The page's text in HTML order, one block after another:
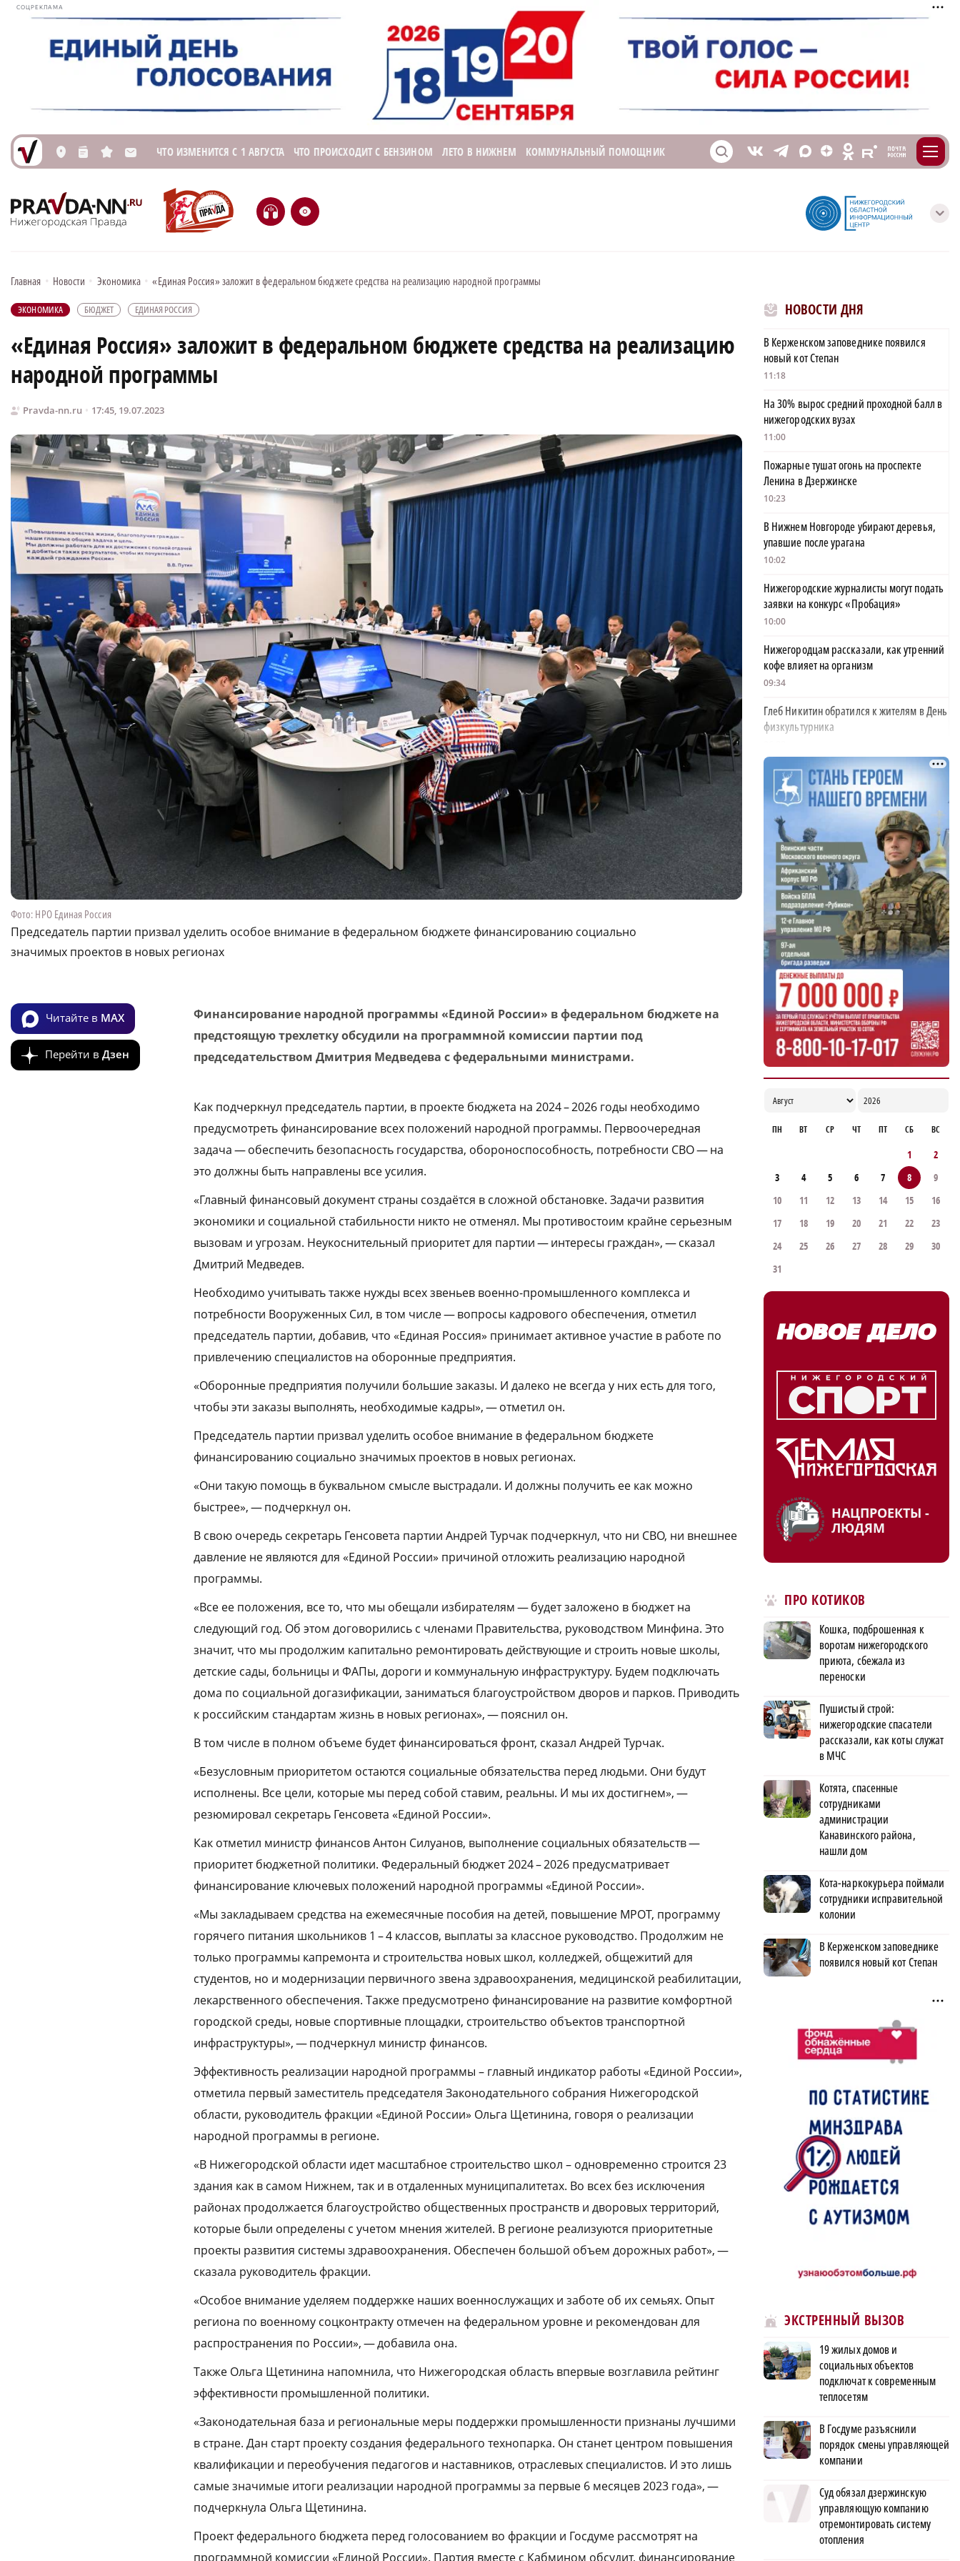
СОЦРЕКЛАМА
L n s M ЧТО ИЗМЕНИТСЯ С 1 АВГУСТА ЧТО ПРОИСХОДИТ С БЕНЗИНОМ ЛЕТО В НИЖНЕМ КОММУНАЛЬНЫЙ ПОМОЩНИК S V T X Z O E m
H e с
Главная • Новости • Экономика • «Единая Россия» заложит в федеральном бюджете средства на реализацию народной программы
ЭКОНОМИКА БЮДЖЕТ ЕДИНАЯ РОССИЯ
«Единая Россия» заложит в федеральном бюджете средства на реализацию
народной программы
Pravda-nn.ru 17:45, 19.07.2023
Фото: НРО Единая Россия
Председатель партии призвал уделить особое внимание в федеральном бюджете финансированию социально
значимых проектов в новых регионах
Читайте в MAX
Перейти в Дзен
Финансирование народной программы «Единой России» в федеральном бюджете на
предстоящую трехлетку обсудили на программной комиссии партии под
председательством Дмитрия Медведева с федеральными министрами.
Как подчеркнул председатель партии, в проекте бюджета на 2024 – 2026 годы необходимо
предусмотреть финансирование всех положений народной программы. Первоочередная
задача — обеспечить безопасность государства, обороноспособность, потребности СВО — на
это должны быть направлены все усилия.
«Главный финансовый документ страны создаётся в сложной обстановке. Задачи развития
экономики и социальной стабильности никто не отменял. Мы противостоим крайне серьезным
вызовам и угрозам. Неукоснительный приоритет для партии — интересы граждан», — сказал
Дмитрий Медведев.
Необходимо учитывать также нужды всех звеньев военно-промышленного комплекса и
потребности Вооруженных Сил, в том числе — вопросы кадрового обеспечения, отметил
председатель партии, добавив, что «Единая Россия» принимает активное участие в работе по
привлечению специалистов на оборонные предприятия.
«Оборонные предприятия получили большие заказы. И далеко не всегда у них есть для того,
чтобы эти заказы выполнять, необходимые кадры», — отметил он.
Председатель партии призвал уделить особое внимание в федеральном бюджете
финансированию социально значимых проектов в новых регионах.
«Они такую помощь в буквальном смысле выстрадали. И должны получить ее как можно
быстрее», — подчеркнул он.
В свою очередь секретарь Генсовета партии Андрей Турчак подчеркнул, что ни СВО, ни внешнее
давление не являются для «Единой России» причиной отложить реализацию народной
программы.
«Все ее положения, все то, что мы обещали избирателям — будет заложено в бюджет на
следующий год. Об этом договорились с членами Правительства, руководством Минфина. Это
значит, что мы продолжим капитально ремонтировать действующие и строить новые школы,
детские сады, больницы и ФАПы, дороги и коммунальную инфраструктуру. Будем подключать
дома по социальной догазификации, заниматься благоустройством дворов и парков. Приводить
к российским стандартам жизнь в новых регионах», — пояснил он.
В том числе в полном объеме будет финансироваться фронт, сказал Андрей Турчак.
«Безусловным приоритетом остаются социальные обязательства перед людьми. Они будут
исполнены. Все цели, которые мы перед собой ставим, реальны. И мы их достигнем», —
резюмировал секретарь Генсовета «Единой России».
Как отметил министр финансов Антон Силуанов, выполнение социальных обязательств —
приоритет бюджетной политики. Федеральный бюджет 2024 – 2026 предусматривает
финансирование ключевых положений народной программы «Единой России».
«Мы закладываем средства на ежемесячные пособия на детей, повышение МРОТ, программу
горячего питания школьников 1 – 4 классов, выплаты за классное руководство. Продолжим не
только программы капремонта и строительства новых школ, колледжей, общежитий для
студентов, но и модернизации первичного звена здравоохранения, медицинской реабилитации,
лекарственного обеспечения. Также предусмотрено финансирование на развитие комфортной
городской среды, новые спортивные площадки, строительство объектов транспортной
инфраструктуры», — подчеркнул министр финансов.
Эффективность реализации народной программы – главный индикатор работы «Единой России»,
отметила первый заместитель председателя Законодательного собрания Нижегородской
области, руководитель фракции «Единой России» Ольга Щетинина, говоря о реализации
народной программы в регионе.
«В Нижегородской области идет масштабное строительство школ – одновременно строится 23
здания как в самом Нижнем, так и в отдаленных муниципалитетах. Во всех без исключения
районах продолжается благоустройство общественных пространств и дворовых территорий,
которые были определены с учетом мнения жителей. В регионе реализуются приоритетные
проекты развития системы здравоохранения. Обеспечен большой объем дорожных работ», —
сказала руководитель фракции.
«Особое внимание уделяем поддержке наших военнослужащих и заботе об их семьях. Опыт
региона по военному соцконтракту отмечен на федеральном уровне и рекомендован для
распространения по России», — добавила она.
Также Ольга Щетинина напомнила, что Нижегородская область впервые возглавила рейтинг
эффективности промышленной политики.
«Законодательная база и региональные меры поддержки промышленности признаны лучшими
в стране. Дан старт проекту создания федерального технопарка. Он станет центром повышения
квалификации и переобучения педагогов и наставников, отраслевых специалистов. И это лишь
самые значимые итоги реализации народной программы за первые 6 месяцев 2023 года», —
подчеркнула Ольга Щетинина.
Проект федерального бюджета перед голосованием во фракции и Госдуме рассмотрят на
программной комиссии «Единой России». Партия вместе с Кабмином обсудит, финансирование
НОВОСТИ ДНЯ
В Керженском заповеднике появился
новый кот Степан
11:18
На 30% вырос средний проходной балл в
нижегородских вузах
11:00
Пожарные тушат огонь на проспекте
Ленина в Дзержинске
10:23
В Нижнем Новгороде убирают деревья,
упавшие после урагана
10:02
Нижегородские журналисты могут подать
заявки на конкурс «Пробация»
10:00
Нижегородцам рассказали, как утренний
кофе влияет на организм
09:34
Глеб Никитин обратился к жителям в День
физкультурника
Новичком ХК «Торпедо» стал нападающий
Роман Максимов
22:30
Автомобилист, севший за руль пьяным и
сбивший женщину, предстал перед судом
20:02
Детенышу зебры из зоопарка «Лимпопо»
выбрали имя
19:22
ПН ВТ СР ЧТ ПТ СБ ВС
1
2
3
4 5 6 7 8
9
10
11 12 13 14 15
16
17
18 19 20 21 22
23
24
25 26 27 28 29
30
31
НАЦПРОЕКТЫ -
ЛЮДЯМ
ПРО КОТИКОВ
Кошка, подброшенная к
воротам нижегородского
приюта, сбежала из
переноски
Пушистый строй:
нижегородские спасатели
рассказали, как коты служат
в МЧС
Котята, спасенные
сотрудниками
администрации
Канавинского района,
нашли дом
Кота-наркокурьера поймали
сотрудники исправительной
колонии
В Керженском заповеднике
появился новый кот Степан
ЭКСТРЕННЫЙ ВЫЗОВ
19 жилых домов и
социальных объектов
подключат к современным
теплосетям
В Госдуме разъяснили
порядок смены управляющей
компании
Суд обязал дзержинскую
управляющую компанию
отремонтировать систему
отопления